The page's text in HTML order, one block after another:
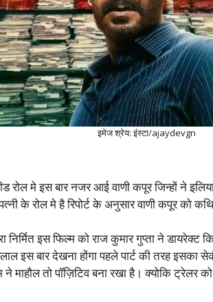
इमेज श्रेय: इंस्टा/ajaydevgn
रोल मे इस बार नजर आई वाणी कपूर जिन्हों ने
के रोल मे है रिपोर्ट के अनुसार वाणी कपूर को
निर्मित इस फिल्म को राज कुमार गुप्ता ने
इस बार देखना होंगा पहले पार्ट की तरह इसका
ने माहौल तो पॉज़िटिव बना रखा है। क्योकि ट्रेलर